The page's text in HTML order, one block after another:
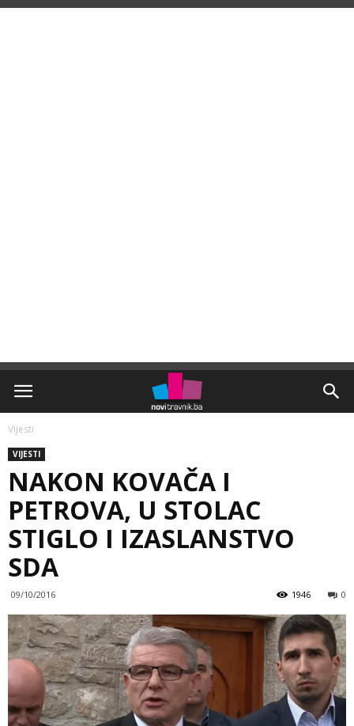
Vijesti
VIJESTI
NAKON KOVAČA I
PETROVA, U STOLAC
STIGLO I IZASLANSTVO
SDA
09/10/2016 0
1946